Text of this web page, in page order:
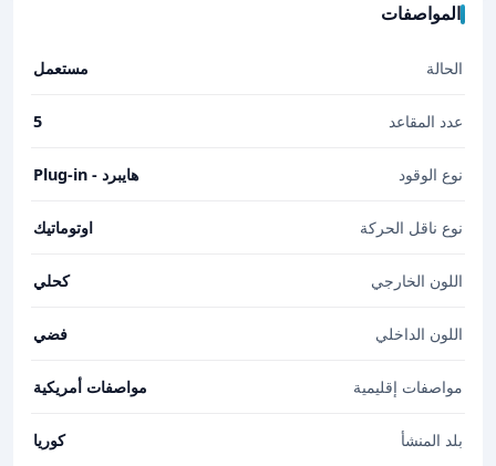
المواصفات
الحالة مستعمل
عدد المقاعد 5
نوع الوقود هايبرد - Plug-in
نوع ناقل الحركة اوتوماتيك
اللون الخارجي كحلي
اللون الداخلي فضي
مواصفات إقليمية مواصفات أمريكية
بلد المنشأ كوريا